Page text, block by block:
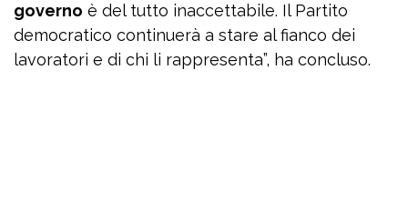
governo è del tutto inaccettabile. Il Partito
democratico continuerà a stare al fianco dei
lavoratori e di chi li rappresenta”, ha concluso.